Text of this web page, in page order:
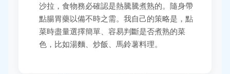
沙拉，食物務必確認是熱騰騰煮熟的。隨身帶
點腸胃藥以備不時之需。我自己的策略是，點
菜時盡量選擇簡單、容易判斷是否煮熟的菜
色，比如湯麵、炒飯、馬鈴薯料理。